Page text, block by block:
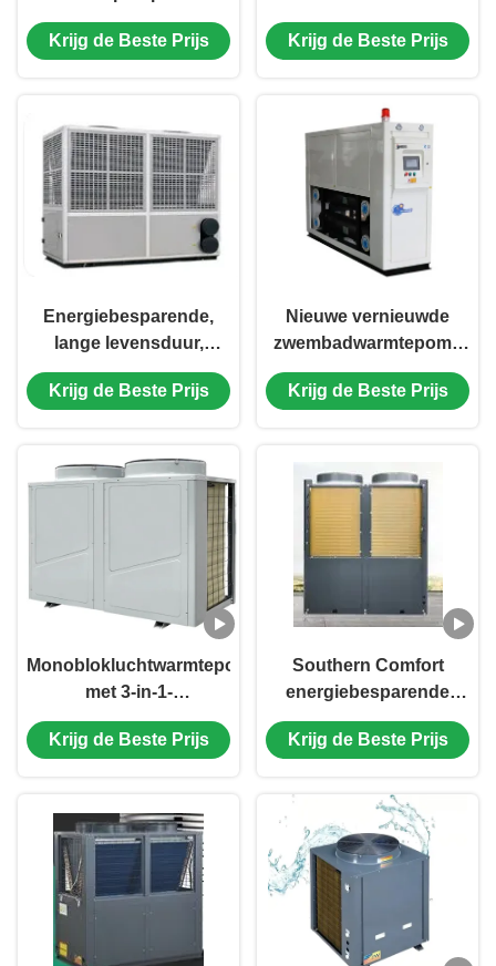
aquacultuur met een
lange levensduur en
temperatuurregeling
van het water
Krijg de Beste Prijs
temperatuurregeling,
warmtepomp voor
oplossing
Krijg de Beste Prijs
Energiebesparende,
lange levensduur,
aanpasbare
warmtepomp voor
Krijg de Beste Prijs
Nieuwe vernieuwde
zwembadwarmtepomp
met titanium legering
warmtewisselaars en 21
voor 30%
energiebesparing
Krijg de Beste Prijs
Monoblokluchtwarmtepomp
met 3-in-1-
functionaliteit,
verwarmingscapaciteit
efficiënte verwarming
en koeling
Krijg de Beste Prijs
Southern Comfort
energiebesparende
warmtepomp met stil
ontwerp voor
voor alle
weersomstandigheden
Krijg de Beste Prijs